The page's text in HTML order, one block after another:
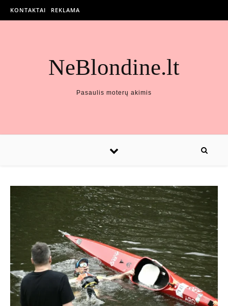
KONTAKTAI REKLAMA
NeBlondine.lt
Pasaulis moterų akimis